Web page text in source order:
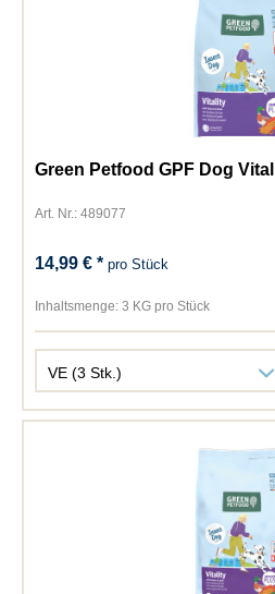
Green Petfood GPF Dog
Art. Nr.: 489077
14,99 € *pro Stück
Inhaltsmenge: 3 KG pro Stück